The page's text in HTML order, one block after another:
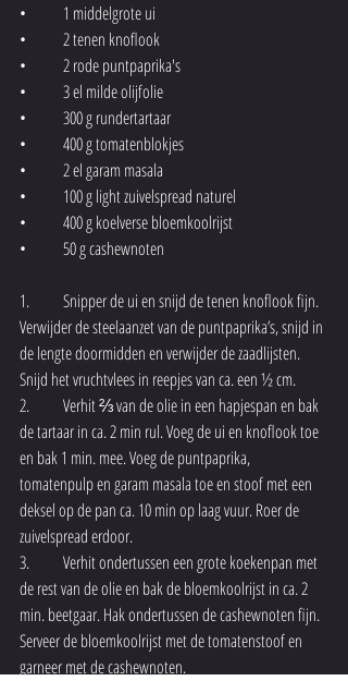
•	1 middelgrote ui
•	2 tenen knoflook
•	2 rode puntpaprika's
•	3 el milde olijfolie
•	300 g rundertartaar
•	400 g tomatenblokjes
•	2 el garam masala
•	100 g light zuivelspread naturel
•	400 g koelverse bloemkoolrijst
•	50 g cashewnoten
1.	Snipper de ui en snijd de tenen knoflook fijn.
Verwijder de steelaanzet van de puntpaprika’s, snijd in
de lengte doormidden en verwijder de zaadlijsten.
Snijd het vruchtvlees in reepjes van ca. een ½ cm.
2.	Verhit ⅔ van de olie in een hapjespan en bak
de tartaar in ca. 2 min rul. Voeg de ui en knoflook toe
en bak 1 min. mee. Voeg de puntpaprika,
tomatenpulp en garam masala toe en stoof met een
deksel op de pan ca. 10 min op laag vuur. Roer de
zuivelspread erdoor.
3.	Verhit ondertussen een grote koekenpan met
de rest van de olie en bak de bloemkoolrijst in ca. 2
min. beetgaar. Hak ondertussen de cashewnoten fijn.
Serveer de bloemkoolrijst met de tomatenstoof en
garneer met de cashewnoten.